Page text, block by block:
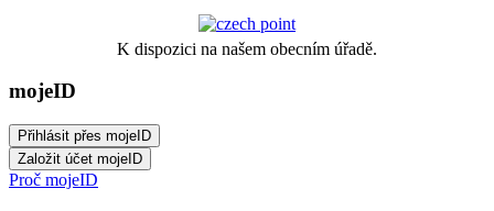
K dispozici na našem obecním úřadě.
mojeID
Proč mojeID